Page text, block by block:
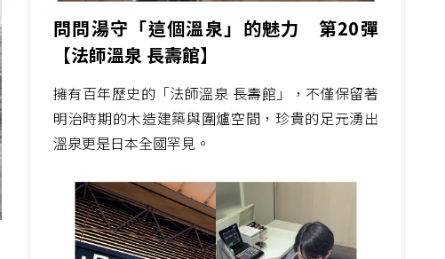
問問湯守「這個溫泉」的魅力 第20彈
【法師溫泉 長壽館】
擁有百年歷史的「法師溫泉 長壽館」，不僅保留著
明治時期的木造建築與圍爐空間，珍貴的足元湧出
溫泉更是日本全國罕見。